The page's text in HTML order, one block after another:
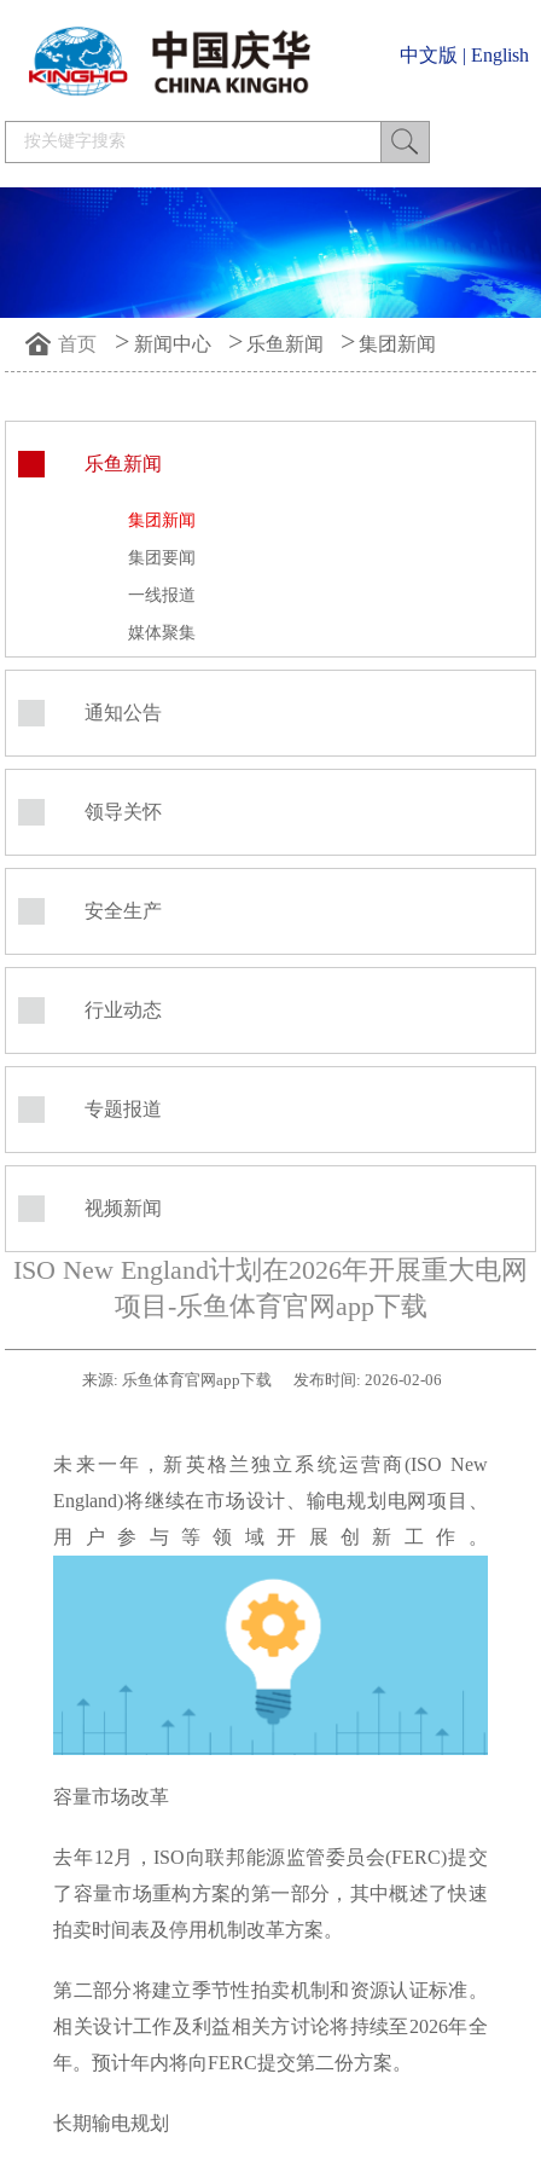
中文版 | English
首页 > 新闻中心 > 乐鱼新闻 > 集团新闻
乐鱼新闻
集团新闻
集团要闻
一线报道
媒体聚集
通知公告
领导关怀
安全生产
行业动态
专题报道
视频新闻
ISO New England计划在2026年开展重大电网
项目-乐鱼体育官网app下载
来源: 乐鱼体育官网app下载 发布时间: 2026-02-06
未来一年，新英格兰独立系统运营商(ISO New
England)将继续在市场设计、输电规划电网项目、
用户参与等领域开展创新工作。
容量市场改革
去年12月，ISO向联邦能源监管委员会(FERC)提交
了容量市场重构方案的第一部分，其中概述了快速
拍卖时间表及停用机制改革方案。
第二部分将建立季节性拍卖机制和资源认证标准。
相关设计工作及利益相关方讨论将持续至2026年全
年。预计年内将向FERC提交第二份方案。
长期输电规划